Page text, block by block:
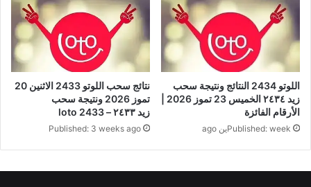
اللوتو 2434 النتائج ونتيجة سحب
الأرقام الفائزة
Published: weekين ago
نتائج سحب اللوتو 2433 الاثنين 20
تموز 2026 ونتيجة سحب
زيد ٢٤٣٣ – loto 2433
Published: 3 weeks ago